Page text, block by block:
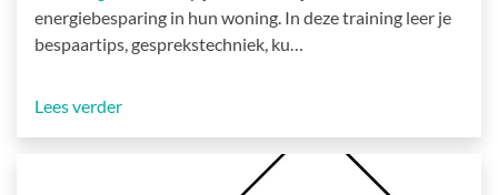
energiebesparing in hun woning. In deze training leer je
bespaartips, gesprekstechniek, ku…
Lees verder